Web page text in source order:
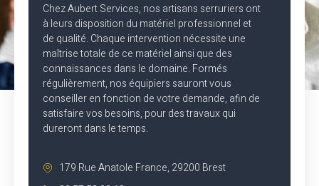
Chez Aubert Services, nos artisans serruriers ont
à leurs disposition du matériel professionnel et
de qualité. Chaque intervention nécessite une
maîtrise totale de ce matériel ainsi que des
connaissances dans le domaine. Formés
régulièrement, nos équipiers sauront vous
conseiller en fonction de votre demande, afin de
satisfaire vos besoins, pour des travaux qui
dureront dans le temps.
179 Rue Anatole France, 29200 Brest